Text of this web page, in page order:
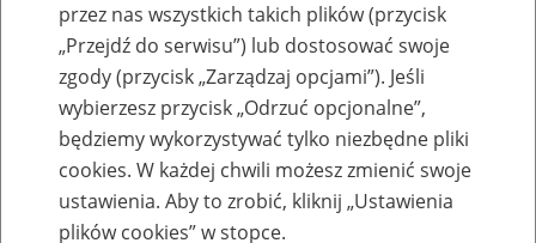
Baza zlikwidowanych lub
przekształconych zakładów pracy
przez nas wszystkich takich plików (przycisk
„Przejdź do serwisu”) lub dostosować swoje
zgody (przycisk „Zarządzaj opcjami”). Jeśli
wybierzesz przycisk „Odrzuć opcjonalne”,
będziemy wykorzystywać tylko niezbędne pliki
cookies. W każdej chwili możesz zmienić swoje
ustawienia. Aby to zrobić, kliknij „Ustawienia
plików cookies” w stopce.